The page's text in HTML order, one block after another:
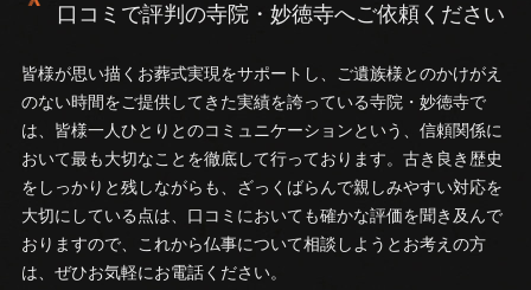
口コミで評判の寺院・妙徳寺へご依頼ください
皆様が思い描くお葬式実現をサポートし、ご遺族様とのかけがえ
のない時間をご提供してきた実績を誇っている寺院・妙徳寺で
は、皆様一人ひとりとのコミュニケーションという、信頼関係に
おいて最も大切なことを徹底して行っております。古き良き歴史
をしっかりと残しながらも、ざっくばらんで親しみやすい対応を
大切にしている点は、口コミにおいても確かな評価を聞き及んで
おりますので、これから仏事について相談しようとお考えの方
は、ぜひお気軽にお電話ください。